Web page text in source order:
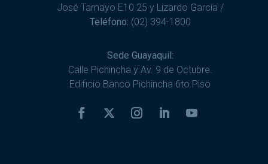
José Tamayo E10 25 y Lizardo García /
Teléfono: (02) 394-1800
Sede Guayaquil:
Calle Pichincha y Av. 9 de Octubre.
Edificio Banco Pichincha 6to Piso